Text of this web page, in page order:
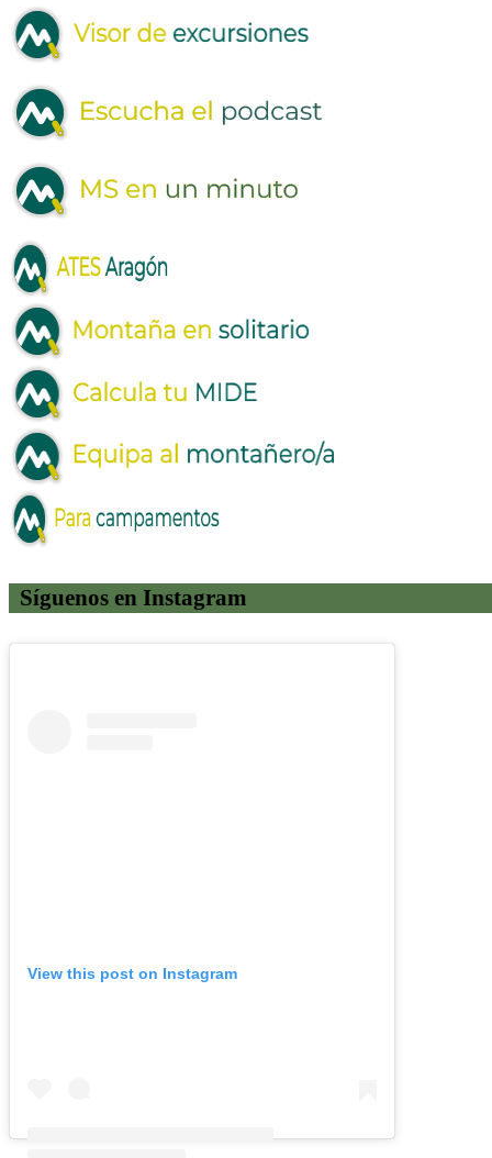
Síguenos en Instagram
View this post on Instagram